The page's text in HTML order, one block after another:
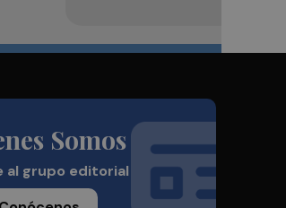
Somos
al grupo editorial